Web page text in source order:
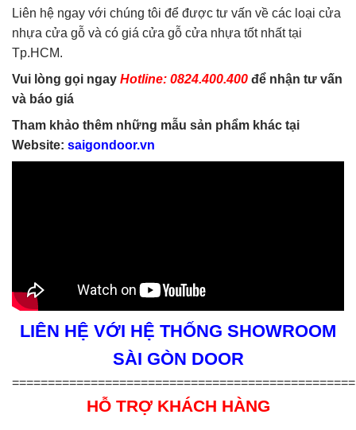
Liên hệ ngay với chúng tôi để được tư vấn về các loại cửa
nhựa cửa gỗ và có giá cửa gỗ cửa nhựa tốt nhất tại
Tp.HCM.
Vui lòng gọi ngay Hotline: 0824.400.400 để nhận tư vấn
và báo giá
Tham khảo thêm những mẫu sản phẩm khác tại
Website: saigondoor.vn
LIÊN HỆ VỚI HỆ THỐNG SHOWROOM
SÀI GÒN DOOR
================================================
HỖ TRỢ KHÁCH HÀNG